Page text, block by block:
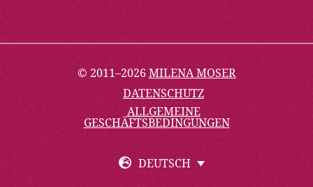
© 2011–2026 MILENA MOSER
DATENSCHUTZ
ALLGEMEINE
GESCHÄFTSBEDINGUNGEN
DEUTSCH